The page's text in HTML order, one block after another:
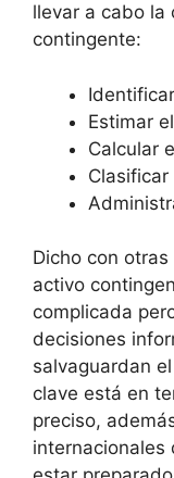
llevar a cabo
contingente:
Estimar
Calcular
Dicho con
activo
complicada
decisiones
salvaguardan
clave está en
preciso,
internacionales